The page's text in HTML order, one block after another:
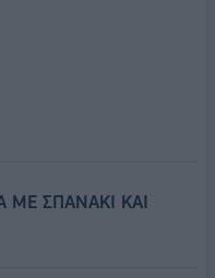
ΜΕ ΣΠΑΝΑΚΙ ΚΑΙ